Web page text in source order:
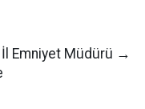
İl Emniyet Müdürü →